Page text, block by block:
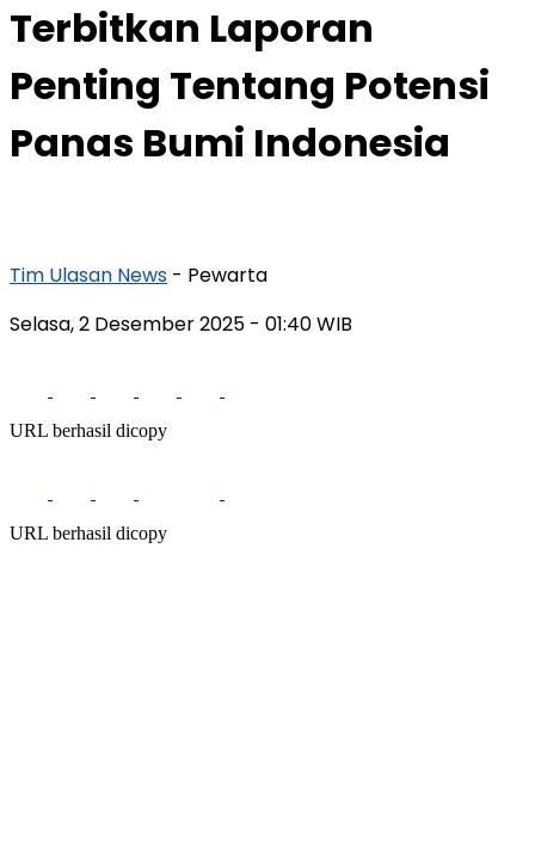
Terbitkan Laporan
Penting Tentang Potensi
Panas Bumi Indonesia
Tim Ulasan News - Pewarta
Selasa, 2 Desember 2025 - 01:40 WIB
URL berhasil dicopy
URL berhasil dicopy